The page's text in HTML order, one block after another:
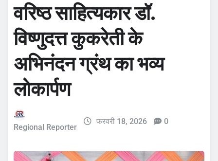
वरिष्ठ साहित्यकार डॉ.
विष्णुदत्त कुकरेती के
अभिनंदन ग्रंथ का भव्य
लोकार्पण
Regional Reporter
फरवरी 18, 2026 0